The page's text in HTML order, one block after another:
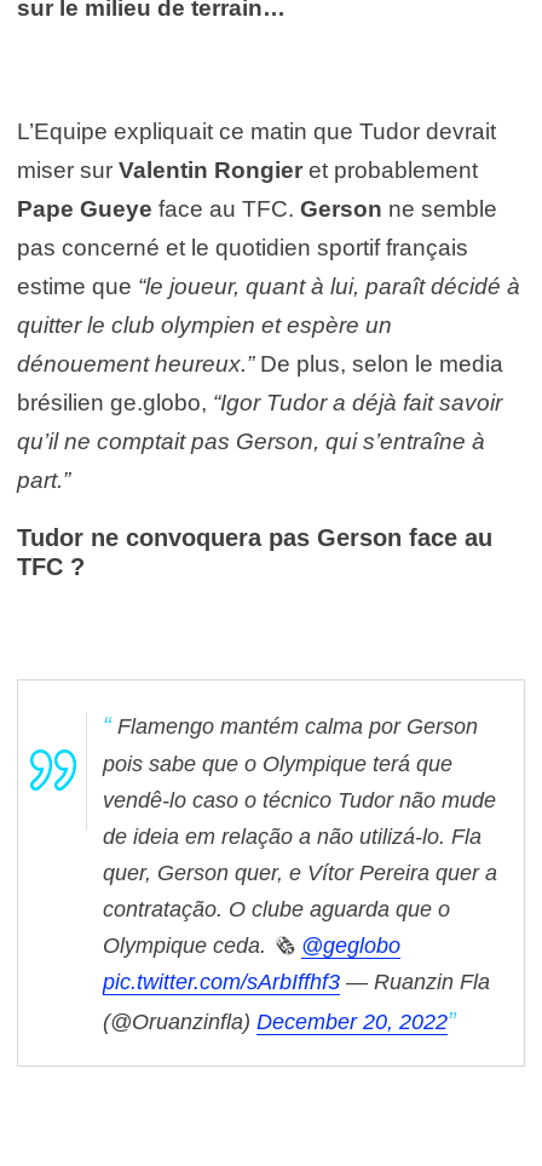
sur le milieu de terrain…
L’Equipe expliquait ce matin que Tudor devrait
miser sur Valentin Rongier et probablement
Pape Gueye face au TFC. Gerson ne semble
pas concerné et le quotidien sportif français
estime que “le joueur, quant à lui, paraît décidé à
quitter le club olympien et espère un
dénouement heureux.”De plus, selon le media
brésilien ge.globo, “Igor Tudor ​​a déjà fait savoir
qu’il ne comptait pas Gerson, qui s’entraîne à
part.”
Tudor ne convoquera pas Gerson face au
TFC ?
Flamengo mantém calma por Gerson
pois sabe que o Olympique terá que
vendê-lo caso o técnico Tudor não mude
de ideia em relação a não utilizá-lo. Fla
quer, Gerson quer, e Vítor Pereira quer a
contratação. O clube aguarda que o
Olympique ceda. 🗞 @geglobo
pic.twitter.com/sArbIffhf3 — Ruanzin Fla
(@Oruanzinfla) December 20, 2022